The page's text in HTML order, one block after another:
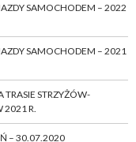
SAMOCHODEM – 2022
SAMOCHODEM – 2021
STRZYŻÓW-
R.
– 30.07.2020